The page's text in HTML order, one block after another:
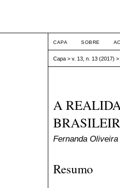
CAPA SOBRE
Capa > v. 13, n. 13 (2017) >
A
Fernanda
Resumo